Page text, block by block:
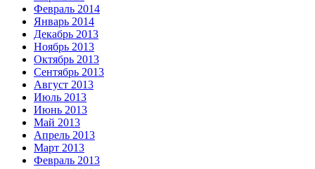
Февраль 2014
Январь 2014
Декабрь 2013
Ноябрь 2013
Октябрь 2013
Сентябрь 2013
Август 2013
Июль 2013
Июнь 2013
Май 2013
Апрель 2013
Март 2013
Февраль 2013